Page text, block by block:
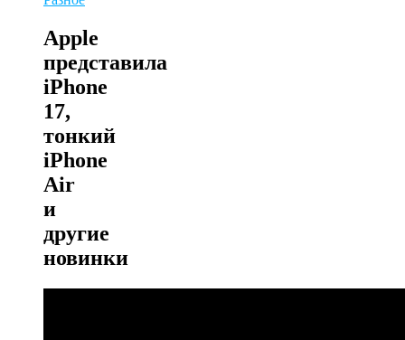
Apple
представила
iPhone
17,
тонкий
iPhone
Air
и
другие
новинки